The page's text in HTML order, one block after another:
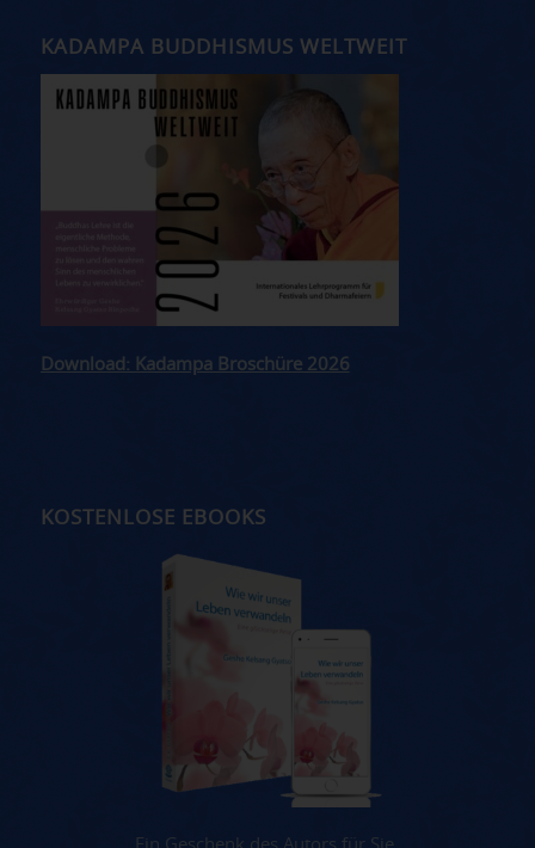
KADAMPA BUDDHISMUS WELTWEIT
Download: Kadampa Broschüre 2026
KOSTENLOSE EBOOKS